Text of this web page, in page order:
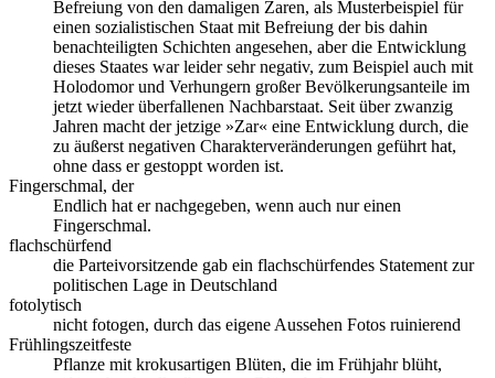
Befreiung von den damaligen Zaren, als Musterbeispiel für
einen sozialistischen Staat mit Befreiung der bis dahin
benachteiligten Schichten angesehen, aber die Entwicklung
dieses Staates war leider sehr negativ, zum Beispiel auch mit
Holodomor und Verhungern großer Bevölkerungsanteile im
jetzt wieder überfallenen Nachbarstaat. Seit über zwanzig
Jahren macht der jetzige »Zar« eine Entwicklung durch, die
zu äußerst negativen Charakterveränderungen geführt hat,
ohne dass er gestoppt worden ist.
Fingerschmal, der
Endlich hat er nachgegeben, wenn auch nur einen
Fingerschmal.
flachschürfend
die Parteivorsitzende gab ein flachschürfendes Statement zur
politischen Lage in Deutschland
fotolytisch
nicht fotogen, durch das eigene Aussehen Fotos ruinierend
Frühlingszeitfeste
Pflanze mit krokusartigen Blüten, die im Frühjahr blüht,